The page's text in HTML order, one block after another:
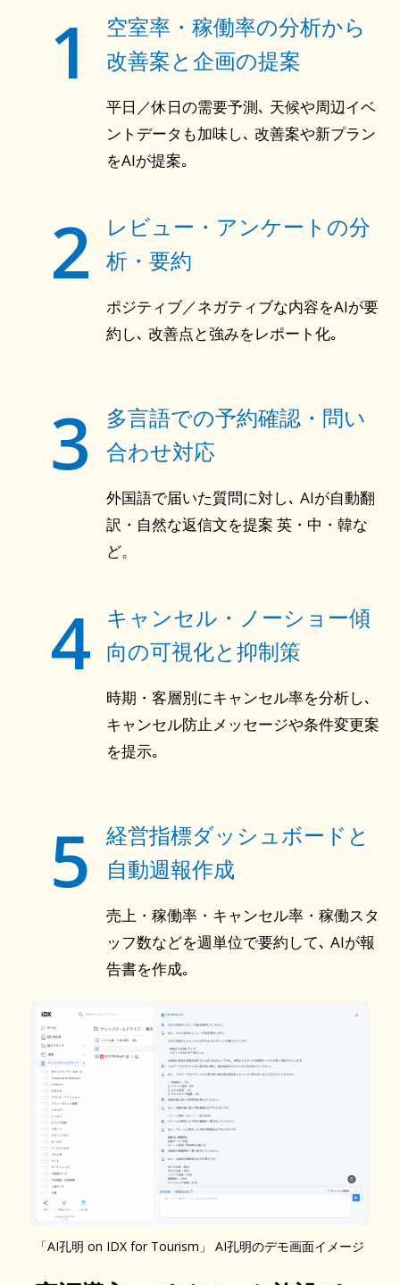
空室率・稼働率の分析から
改善案と企画の提案
1
平日／休日の需要予測､ 天候や周辺イベ
ントデータも加味し､ 改善案や新プラン
をAIが提案｡
レビュー・アンケートの分
析・要約
2
ポジティブ／ネガティブな内容をAIが要
約し､ 改善点と強みをレポート化｡
多言語での予約確認・問い
合わせ対応
3
外国語で届いた質問に対し､ AIが自動翻
訳・自然な返信文を提案 英・中・韓な
ど。
キャンセル・ノーショー傾
向の可視化と抑制策
4
時期・客層別にキャンセル率を分析し､
キャンセル防止メッセージや条件変更案
を提示｡
経営指標ダッシュボードと
自動週報作成
5
売上・稼働率・キャンセル率・稼働スタ
ッフ数などを週単位で要約して､ AIが報
告書を作成｡
「AI孔明 on IDX for Tourism」 AI孔明のデモ画面イメージ